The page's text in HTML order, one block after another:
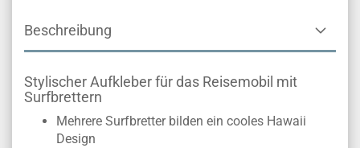
Beschreibung
Stylischer Aufkleber für das Reisemobil mit
Surfbrettern
Mehrere Surfbretter bilden ein cooles Hawaii
Design